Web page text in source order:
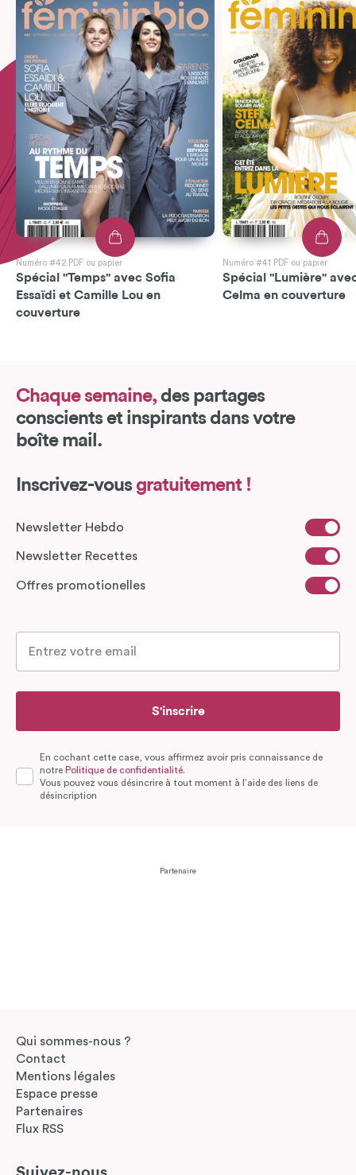
Numéro #42 PDF ou papier
Spécial "Temps" avec Sofia
Essaïdi et Camille Lou en
couverture
Numéro #41 PDF ou papier
Spécial "Lumière"
Celma en couverture
Chaque semaine, des partages
conscients et inspirants dans votre
boîte mail.
Inscrivez-vous gratuitement !
Newsletter Hebdo
Newsletter Recettes
Offres promotionelles
S'inscrire
En cochant cette case, vous affirmez avoir pris connaissance de
notre Politique de confidentialité.
Vous pouvez vous désincrire à tout moment à l’aide des liens de
désincription
Partenaire
Qui sommes-nous ?
Contact
Mentions légales
Espace presse
Partenaires
Flux RSS